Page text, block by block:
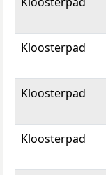
Kloosterpad
Kloosterpad
Kloosterpad